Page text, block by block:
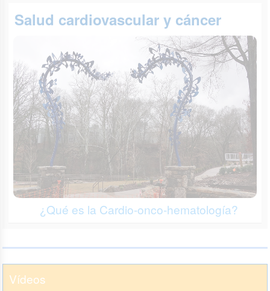
Salud cardiovascular y cáncer
¿Qué es la Cardio-onco-hematología?
Vídeos